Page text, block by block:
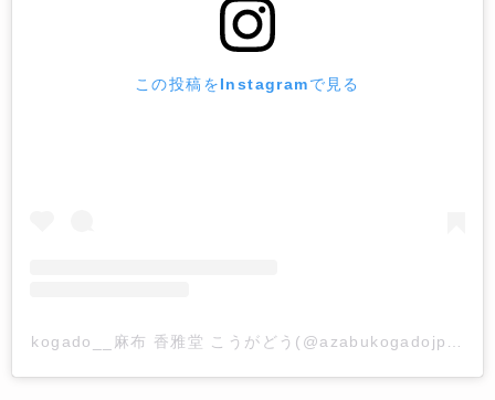
この投稿をInstagramで見る
kogado__麻布 香雅堂 こうがどう(@azabukogadojp)がシ